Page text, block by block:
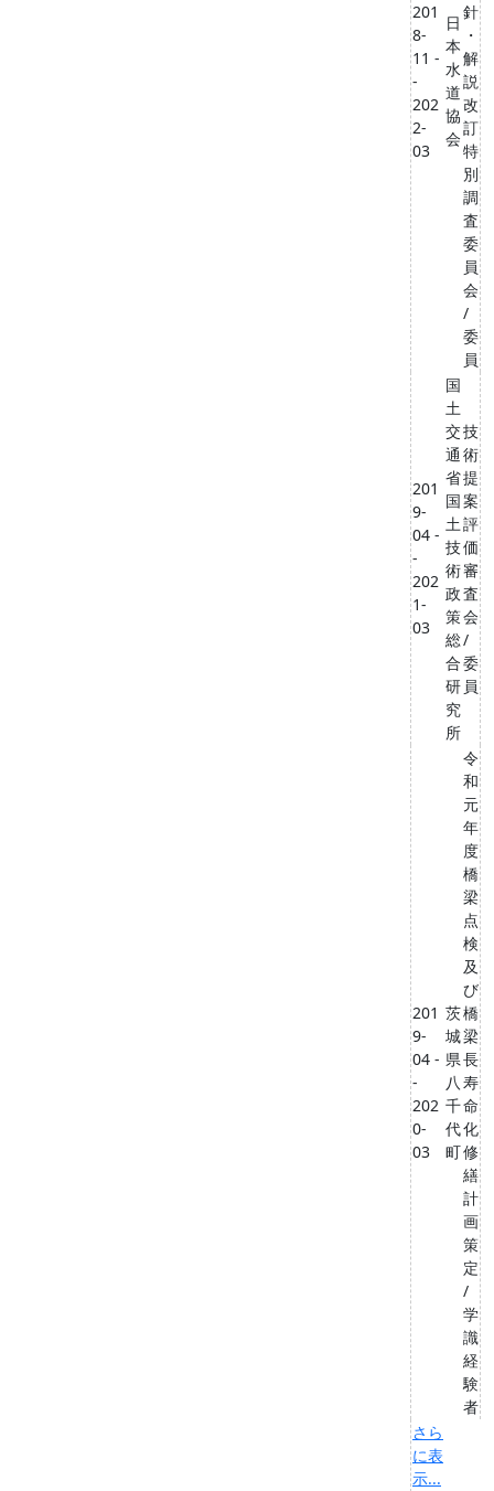
201
8-
11 -
-
202
2-
03
日
本
水
道
協
会
針
・
解
説
改
訂
特
別
調
査
委
員
会
/
委
員
201
9-
04 -
-
202
1-
03
国
土
交
通
省
国
土
技
術
政
策
総
合
研
究
所
技
術
提
案
評
価
審
査
会
/
委
員
201
9-
04 -
-
202
0-
03
茨
城
県
八
千
代
町
令
和
元
年
度
橋
梁
点
検
及
び
橋
梁
長
寿
命
化
修
繕
計
画
策
定
/
学
識
経
験
者
さら
に表
示...